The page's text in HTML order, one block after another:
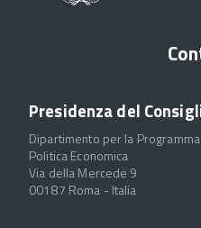
Presidenza del
Dipartimento per la
Politica Economica
Via della Mercede 9
00187 Roma - Italia